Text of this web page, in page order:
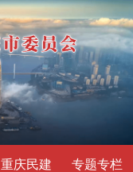
重庆民建 专题专栏